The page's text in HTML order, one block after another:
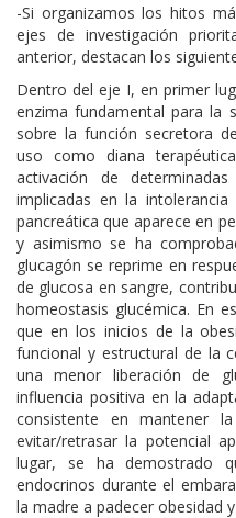
-Si organizamos los hitos
ejes de investigación
anterior, destacan los
Dentro del eje I, en primer
enzima fundamental para la
sobre la función secretora
uso como diana
activación de
implicadas en la
pancreática que aparece en
y asimismo se ha
glucagón se reprime en
de glucosa en sangre,
homeostasis glucémica. En
que en los inicios de la
funcional y estructural de la
una menor liberación de
influencia positiva en la
consistente en mantener
evitar/retrasar la potencial
lugar, se ha demostrado
endocrinos durante el
la madre a padecer obesidad